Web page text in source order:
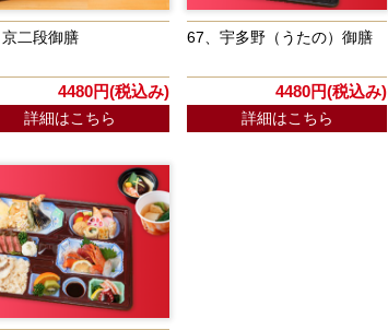
二段御膳
4480円(税込み)
詳細はこちら
67、宇多野（うたの）御膳
4480円(税込み)
詳細はこちら